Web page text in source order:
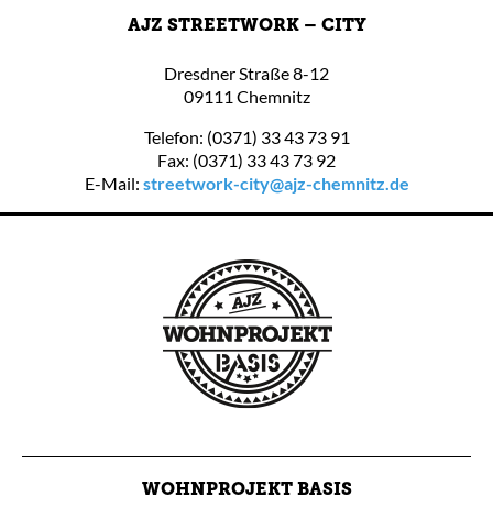
AJZ STREETWORK – CITY
Dresdner Straße 8-12
09111 Chemnitz
Telefon: (0371) 33 43 73 91
Fax: (0371) 33 43 73 92
E-Mail: streetwork-city@ajz-chemnitz.de
WOHNPROJEKT BASIS